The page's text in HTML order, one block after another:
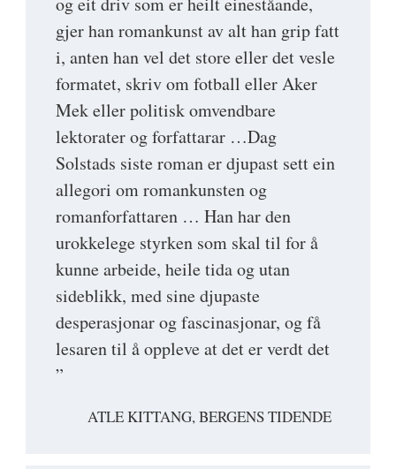
gjer han romankunst av alt han grip fatt
i, anten han vel det store eller det vesle
formatet, skriv om fotball eller Aker
Mek eller politisk omvendbare
lektorater og forfattarar …Dag
Solstads siste roman er djupast sett ein
allegori om romankunsten og
romanforfattaren … Han har den
urokkelege styrken som skal til for å
kunne arbeide, heile tida og utan
sideblikk, med sine djupaste
desperasjonar og fascinasjonar, og få
lesaren til å oppleve at det er verdt det
”
ATLE KITTANG, BERGENS TIDENDE